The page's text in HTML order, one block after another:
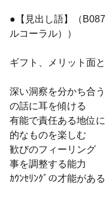
●【見出し語】（
ルコーラル））
ギフト、メリット面
深い洞察を分か
の話に耳を傾ける
有能で責任ある地
的なものを楽しむ
歓びのフィーリ
事を調整する能力
ｶｳﾝｾﾘﾝｸﾞの才能が